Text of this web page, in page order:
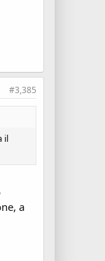
#3,385
il
a